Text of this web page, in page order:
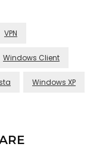
VPN
Windows Client
Windows XP